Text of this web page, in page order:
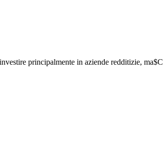
principalmente in aziende redditizie, ma